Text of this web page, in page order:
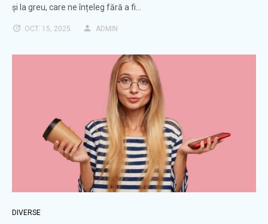
și la greu, care ne înțeleg fără a fi…
OCT. 15, 2025 ADMIN
DIVERSE